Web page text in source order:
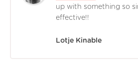
up with something so
effective!!
Lotje Kinable